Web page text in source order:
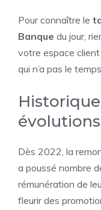
Pour connaître le
Banque du jour,
votre espace client
qui n’a pas le
Dès 2022, la
a poussé nombre
rémunération de
fleurir des